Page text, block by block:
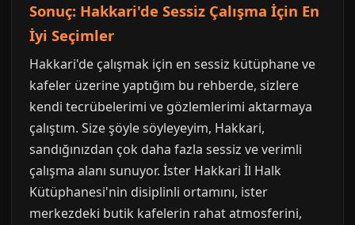
Sonuç: Hakkari'de Sessiz Çalışma İçin En
İyi Seçimler
Hakkari'de çalışmak için en sessiz kütüphane ve
kafeler üzerine yaptığım bu rehberde, sizlere
kendi tecrübelerimi ve gözlemlerimi aktarmaya
çalıştım. Size şöyle söyleyeyim, Hakkari,
sandığınızdan çok daha fazla sessiz ve verimli
çalışma alanı sunuyor. İster Hakkari İl Halk
Kütüphanesi'nin disiplinli ortamını, ister
merkezdeki butik kafelerin rahat atmosferini,